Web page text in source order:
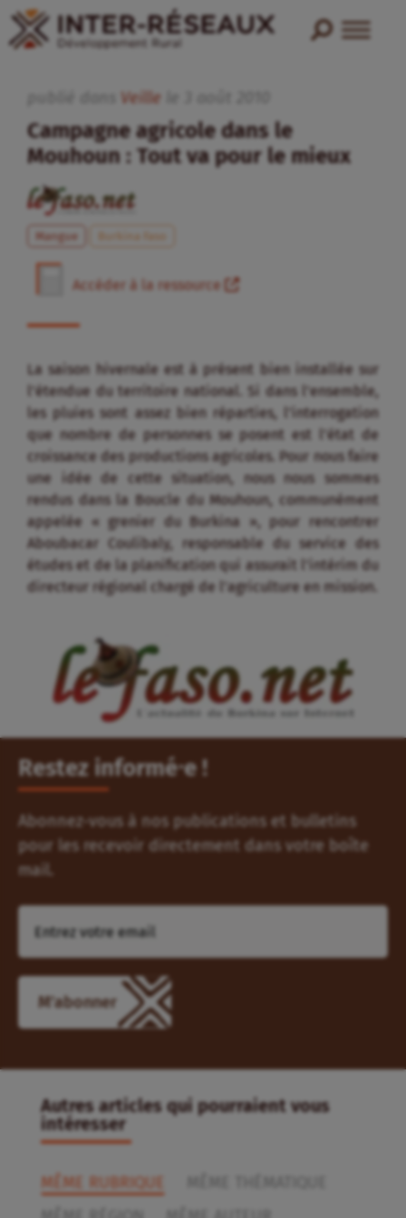
Veille
Campagne agricole dans le
Mouhoun : Tout va pour le mieux
Mangue Burkina Faso
Accéder à la ressource
La saison hivernale est à présent bien installée sur
l’étendue du territoire national. Si dans l’ensemble,
les pluies sont assez bien réparties, l’interrogation
que nombre de personnes se posent est l’état de
croissance des productions agricoles. Pour nous faire
une idée de cette situation, nous nous sommes
rendus dans la Boucle du Mouhoun, communément
appelée « grenier du Burkina », pour rencontrer
Aboubacar Coulibaly, responsable du service des
études et de la planification qui assurait l’intérim du
directeur régional chargé de l’agriculture en mission.
Restez informé⸱e !
Abonnez-vous à nos publications et bulletins
pour les recevoir directement dans votre boîte
mail.
Autres articles qui pourraient vous
intéresser
MÊME RUBRIQUE